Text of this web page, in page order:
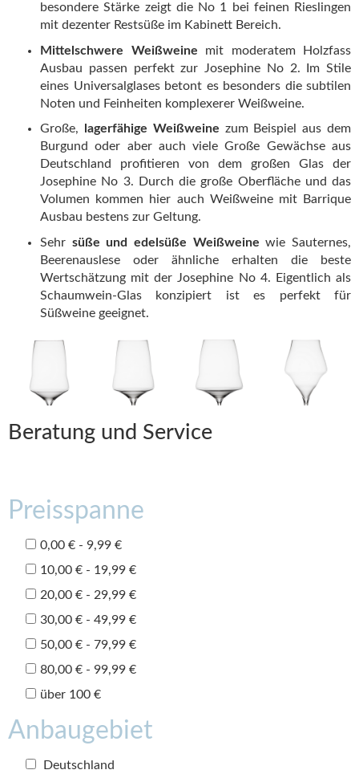
besondere Stärke zeigt die No 1 bei feinen Rieslingen
mit dezenter Restsüße im Kabinett Bereich.
Mittelschwere Weißweine mit moderatem Holzfass
Ausbau passen perfekt zur Josephine No 2. Im Stile
eines Universalglases betont es besonders die subtilen
Noten und Feinheiten komplexerer Weißweine.
Große,
lagerfähige Weißweine zum Beispiel aus dem
Burgund oder aber auch viele Große Gewächse aus
Deutschland profitieren von dem großen Glas der
Josephine No 3. Durch die große Oberfläche und das
Volumen kommen hier auch Weißweine mit Barrique
Ausbau bestens zur Geltung.
Sehr süße und edelsüße Weißweine wie Sauternes,
Beerenauslese oder ähnliche erhalten die beste
Wertschätzung mit der Josephine No 4. Eigentlich als
Schaumwein-Glas konzipiert ist es perfekt für
Süßweine geeignet.
Beratung und Service
Preisspanne
0,00 € - 9,99 €
10,00 € - 19,99 €
20,00 € - 29,99 €
30,00 € - 49,99 €
50,00 € - 79,99 €
80,00 € - 99,99 €
über 100 €
Anbaugebiet
Deutschland